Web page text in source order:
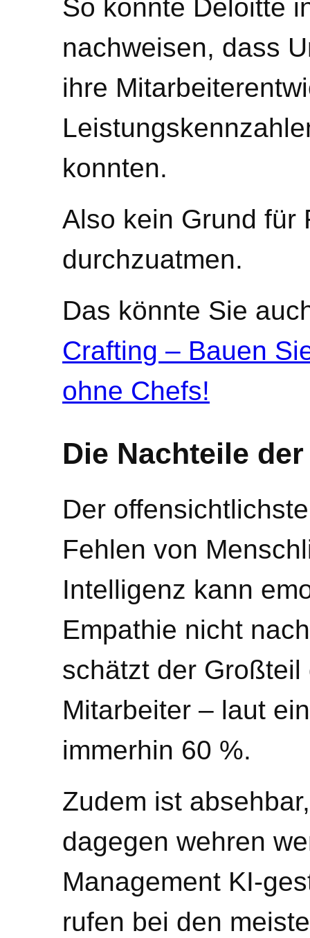
So konnte Deloitte
nachweisen, dass
ihre
konnten.
Also kein Grund für
durchzuatmen.
Das könnte Sie
Crafting – Bauen
ohne Chefs!
Die Nachteile
Der
Fehlen von
Intelligenz kann
Empathie nicht
schätzt der
Mitarbeiter – laut
immerhin 60 %.
Zudem ist
dagegen wehren
Management KI-
rufen bei den